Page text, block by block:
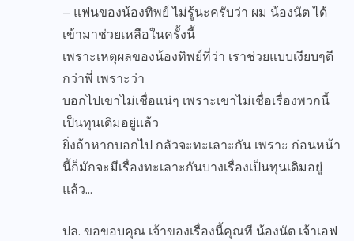
– แฟนของน้องทิพย์ ไม่รู้นะครับว่า ผม น้องนัต ได้
เข้ามาช่วยเหลือในครั้งนี้
เพราะเหตุผลของน้องทิพย์ที่ว่า เราช่วยแบบเงียบๆดี
กว่าพี่ เพราะว่า
บอกไปเขาไม่เชื่อแน่ๆ เพราะเขาไม่เชื่อเรื่องพวกนี้
เป็นทุนเดิมอยู่แล้ว
ยิ่งถ้าหากบอกไป กลัวจะทะเลาะกัน เพราะ ก่อนหน้า
นี้ก็มักจะมีเรื่องทะเลาะกันบางเรื่องเป็นทุนเดิมอยู่
แล้ว…
ปล. ขอขอบคุณ เจ้าของเรื่องนี้คุณที น้องนัต เจ้าเอฟ